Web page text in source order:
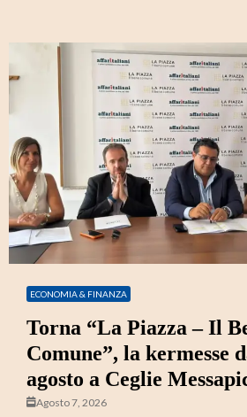
ECONOMIA & FINANZA
Torna “La Piazza – Il
Comune”, la kermesse
agosto a Ceglie
Agosto 7, 2026